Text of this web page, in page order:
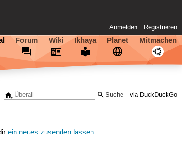
Anmelden Registrieren
Forum Wiki Ikhaya Planet Mitmachen
via DuckDuckGo
ein neues zusenden lassen.